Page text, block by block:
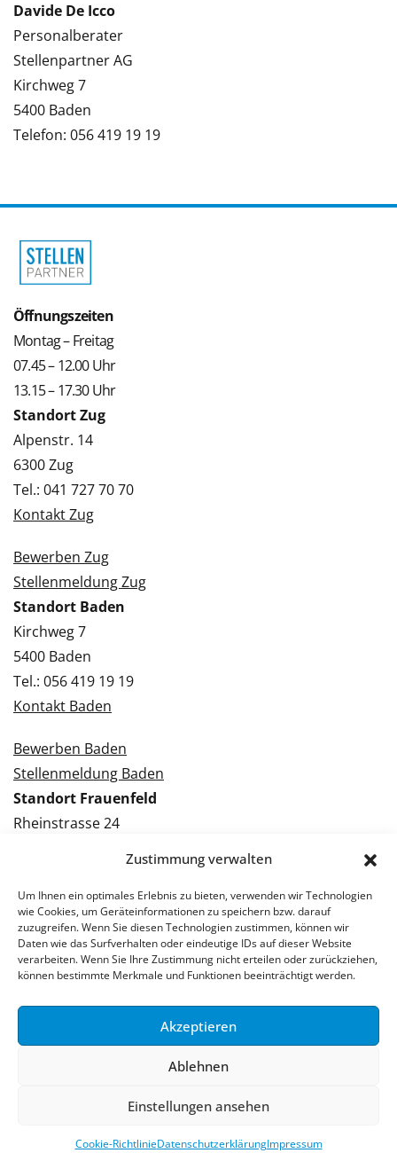
Zustimmung verwalten
Um Ihnen ein optimales Erlebnis zu bieten, verwenden wir Technologien
wie Cookies, um Geräteinformationen zu speichern bzw. darauf
zuzugreifen. Wenn Sie diesen Technologien zustimmen, können wir
Daten wie das Surfverhalten oder eindeutige IDs auf dieser Website
verarbeiten. Wenn Sie Ihre Zustimmung nicht erteilen oder zurückziehen,
können bestimmte Merkmale und Funktionen beeinträchtigt werden.
Akzeptieren
Ablehnen
Einstellungen ansehen
Cookie-RichtlinieDatenschutzerklärungImpressum
Davide De Icco
Personalberater
Stellenpartner AG
Kirchweg 7
5400 Baden
Telefon: 056 419 19 19
Öffnungszeiten
Montag – Freitag
07.45 – 12.00 Uhr
13.15 – 17.30 Uhr
Standort Zug
Alpenstr. 14
6300 Zug
Tel.: 041 727 70 70
Kontakt Zug
Bewerben Zug
Stellenmeldung Zug
Standort Baden
Kirchweg 7
5400 Baden
Tel.: 056 419 19 19
Kontakt Baden
Bewerben Baden
Stellenmeldung Baden
Standort Frauenfeld
Rheinstrasse 24
Kontakt Frauenfeld
Bewerben Frauenfeld
Stellenmeldung Frauenfeld
© 2026 Stellenpartner AG
Datenschutzerklärung